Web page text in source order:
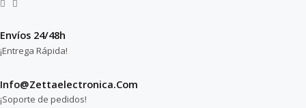
Envíos 24/48h
¡Entrega Rápida!
Info@zettaelectronica.com
¡Soporte de pedidos!